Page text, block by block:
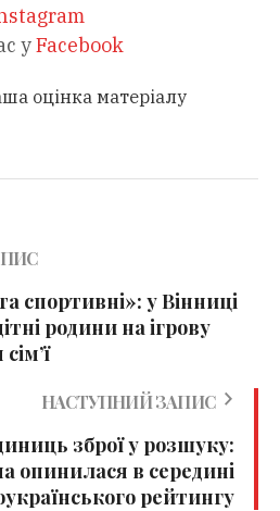
уFacebook
оцінка матеріалу
спортивні»: у Вінниці
родини на ігрову
НАСТУПНИЙ ЗАПИС
зброї у розшуку:
опинилася в середині
рейтингу